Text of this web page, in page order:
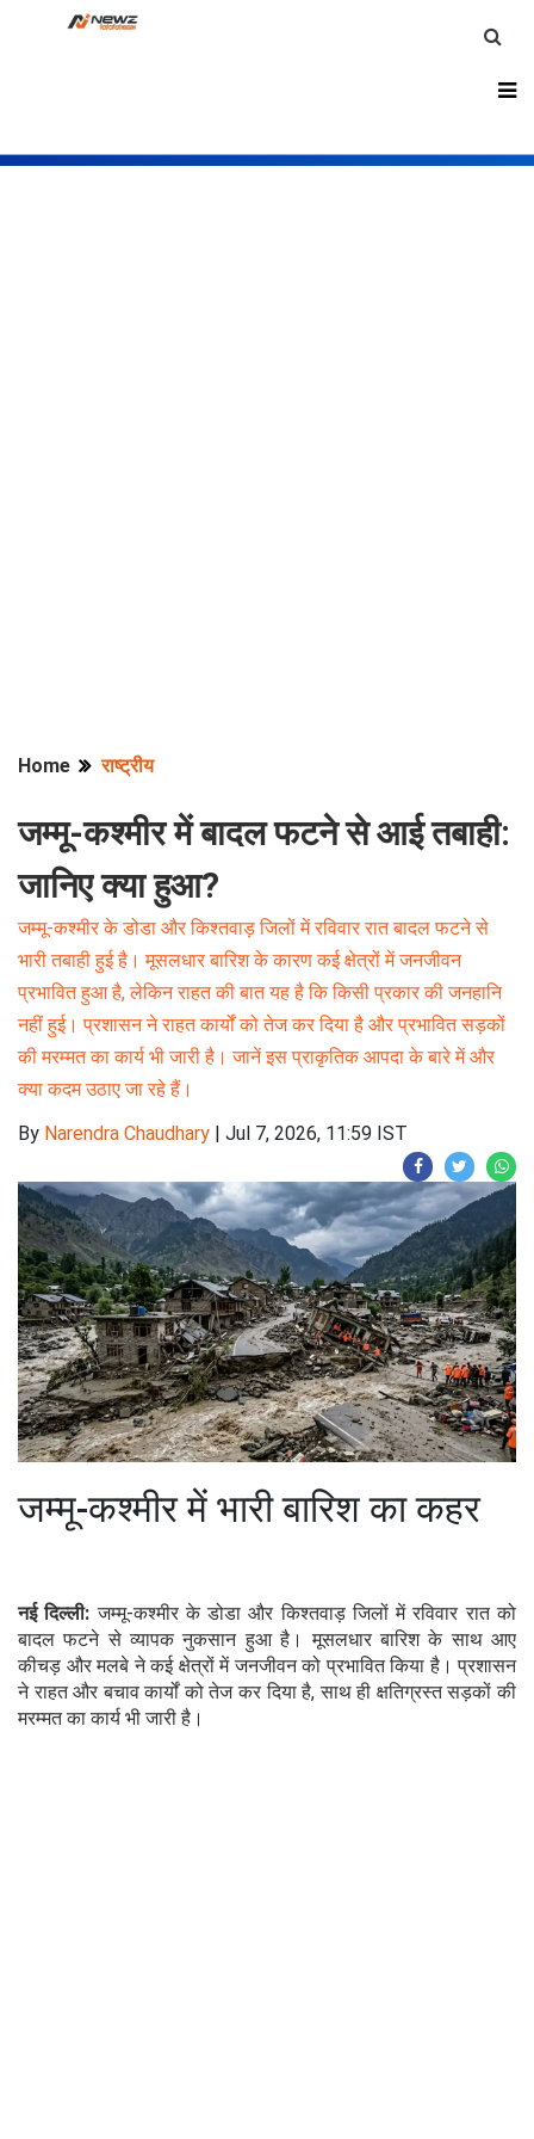
Home राष्ट्रीय
जम्मू-कश्मीर में बादल फटने से आई तबाही:
जानिए क्या हुआ?
जम्मू-कश्मीर के डोडा और किश्तवाड़ जिलों में रविवार रात बादल फटने से
भारी तबाही हुई है। मूसलधार बारिश के कारण कई क्षेत्रों में जनजीवन
प्रभावित हुआ है, लेकिन राहत की बात यह है कि किसी प्रकार की जनहानि
नहीं हुई। प्रशासन ने राहत कार्यों को तेज कर दिया है और प्रभावित सड़कों
की मरम्मत का कार्य भी जारी है। जानें इस प्राकृतिक आपदा के बारे में और
क्या कदम उठाए जा रहे हैं।
By Narendra Chaudhary | Jul 7, 2026, 11:59 IST
जम्मू-कश्मीर में भारी बारिश का कहर
नई दिल्ली: जम्मू-कश्मीर के डोडा और किश्तवाड़ जिलों में रविवार रात को
बादल फटने से व्यापक नुकसान हुआ है। मूसलधार बारिश के साथ आए
कीचड़ और मलबे ने कई क्षेत्रों में जनजीवन को प्रभावित किया है। प्रशासन
ने राहत और बचाव कार्यों को तेज कर दिया है, साथ ही क्षतिग्रस्त सड़कों की
मरम्मत का कार्य भी जारी है।